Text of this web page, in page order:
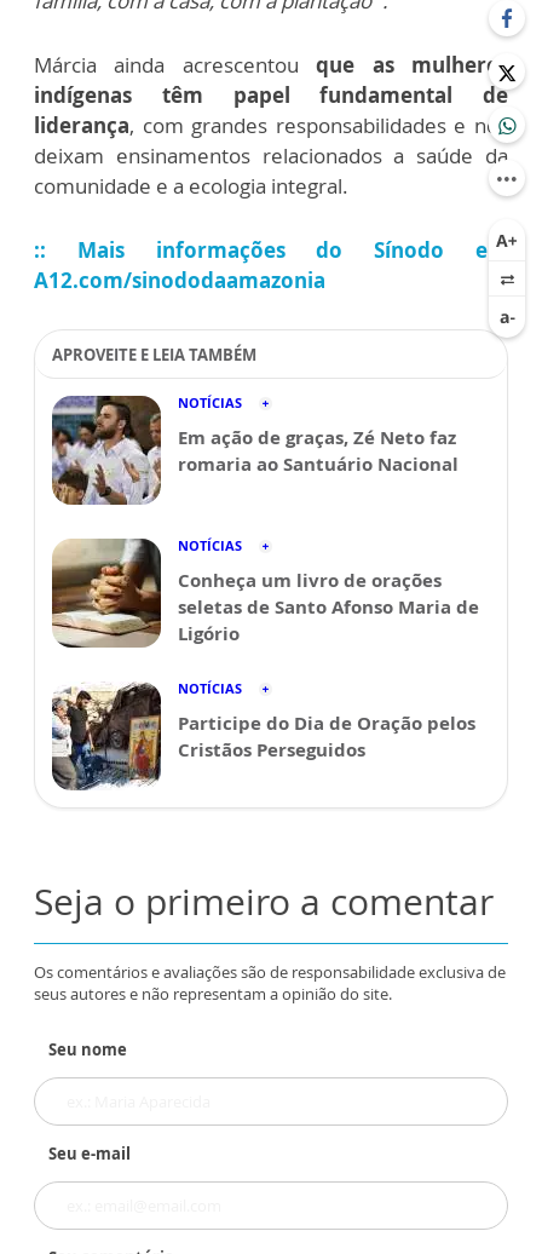
Márcia ainda acrescentou que as mulheres
indígenas têm papel fundamental de
liderança, com grandes responsabilidades e nos
deixam ensinamentos relacionados a saúde da
comunidade e a ecologia integral.
:: Mais informações do Sínodo em
A12.com/sinododaamazonia
APROVEITE E LEIA TAMBÉM
NOTÍCIAS
Em ação de graças, Zé Neto faz
romaria ao Santuário Nacional
NOTÍCIAS
Conheça um livro de orações
seletas de Santo Afonso Maria de
Ligório
NOTÍCIAS
Participe do Dia de Oração pelos
Cristãos Perseguidos
Seja o primeiro a comentar
Os comentários e avaliações são de responsabilidade exclusiva de
seus autores e não representam a opinião do site.
Seu nome
Seu e-mail